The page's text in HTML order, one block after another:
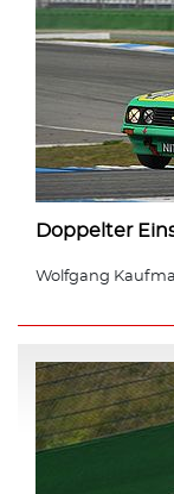
Doppelter
Wolfgang